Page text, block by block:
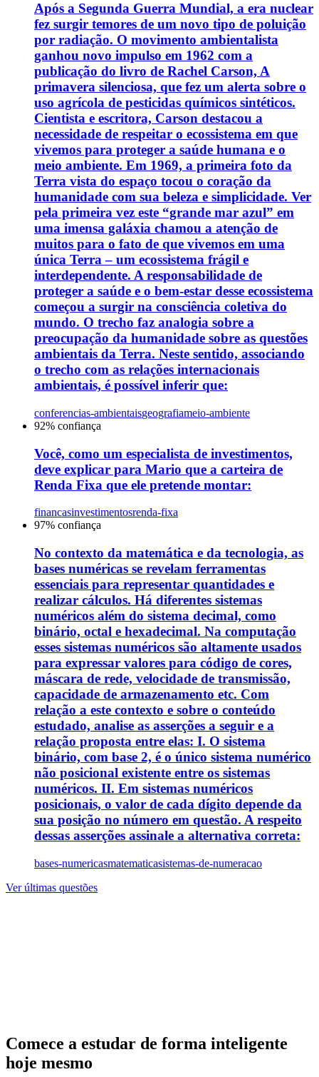
Após a Segunda Guerra Mundial, a era nuclear
fez surgir temores de um novo tipo de poluição
por radiação. O movimento ambientalista
ganhou novo impulso em 1962 com a
publicação do livro de Rachel Carson, A
primavera silenciosa, que fez um alerta sobre o
uso agrícola de pesticidas químicos sintéticos.
Cientista e escritora, Carson destacou a
necessidade de respeitar o ecossistema em que
vivemos para proteger a saúde humana e o
meio ambiente. Em 1969, a primeira foto da
Terra vista do espaço tocou o coração da
humanidade com sua beleza e simplicidade. Ver
pela primeira vez este “grande mar azul” em
uma imensa galáxia chamou a atenção de
muitos para o fato de que vivemos em uma
única Terra – um ecossistema frágil e
interdependente. A responsabilidade de
proteger a saúde e o bem-estar desse ecossistema
começou a surgir na consciência coletiva do
mundo. O trecho faz analogia sobre a
preocupação da humanidade sobre as questões
ambientais da Terra. Neste sentido, associando
o trecho com as relações internacionais
ambientais, é possível inferir que:
conferencias-ambientaisgeografiameio-ambiente
92% confiança
Você, como um especialista de investimentos,
deve explicar para Mario que a carteira de
Renda Fixa que ele pretende montar:
financasinvestimentosrenda-fixa
97% confiança
No contexto da matemática e da tecnologia, as
bases numéricas se revelam ferramentas
essenciais para representar quantidades e
realizar cálculos. Há diferentes sistemas
numéricos além do sistema decimal, como
binário, octal e hexadecimal. Na computação
esses sistemas numéricos são altamente usados
para expressar valores para código de cores,
máscara de rede, velocidade de transmissão,
capacidade de armazenamento etc. Com
relação a este contexto e sobre o conteúdo
estudado, analise as asserções a seguir e a
relação proposta entre elas: I. O sistema
binário, com base 2, é o único sistema numérico
não posicional existente entre os sistemas
numéricos. II. Em sistemas numéricos
posicionais, o valor de cada dígito depende da
sua posição no número em questão. A respeito
dessas asserções assinale a alternativa correta:
bases-numericasmatematicasistemas-de-numeracao
Ver últimas questões
Comece a estudar de forma inteligente
hoje mesmo